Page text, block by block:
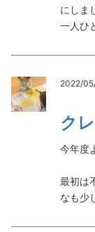
にしま
一人ひ
2022/
ク
今年度
最初は
なも少